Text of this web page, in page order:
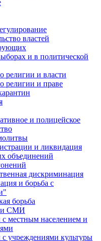
властей
и в политической
религии и власти
религии и праве
и полицейское
и ликвидация
объединений
дискриминация
и борьба с
борьба
и СМИ
местным населением и
учреждениями культуры